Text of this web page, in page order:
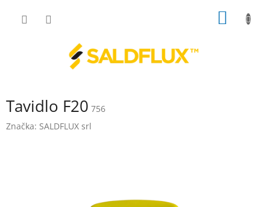
Tavidlo F20 756
Značka: SALDFLUX srl